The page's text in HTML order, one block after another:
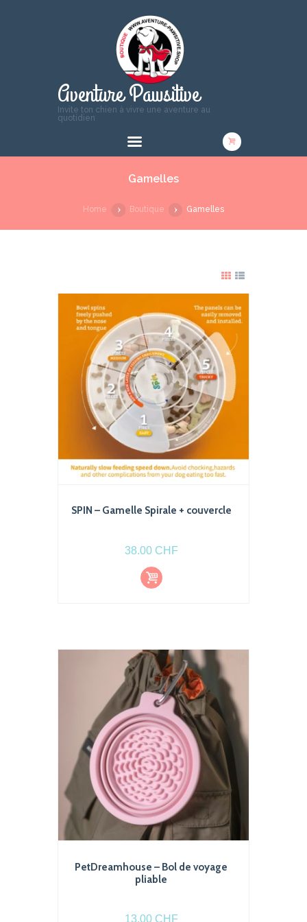
Aventure Pawsitive
Invite ton chien à vivre une aventure au
quotidien
Gamelles
Home Boutique Gamelles
SPIN – Gamelle Spirale + couvercle
38.00 CHF
Ajout
er au
pani
PetDreamhouse – Bol de voyage
pliable
13.00 CHF